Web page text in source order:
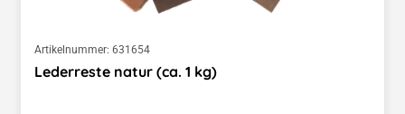
Artikelnummer: 631654
Lederreste natur (ca. 1 kg)